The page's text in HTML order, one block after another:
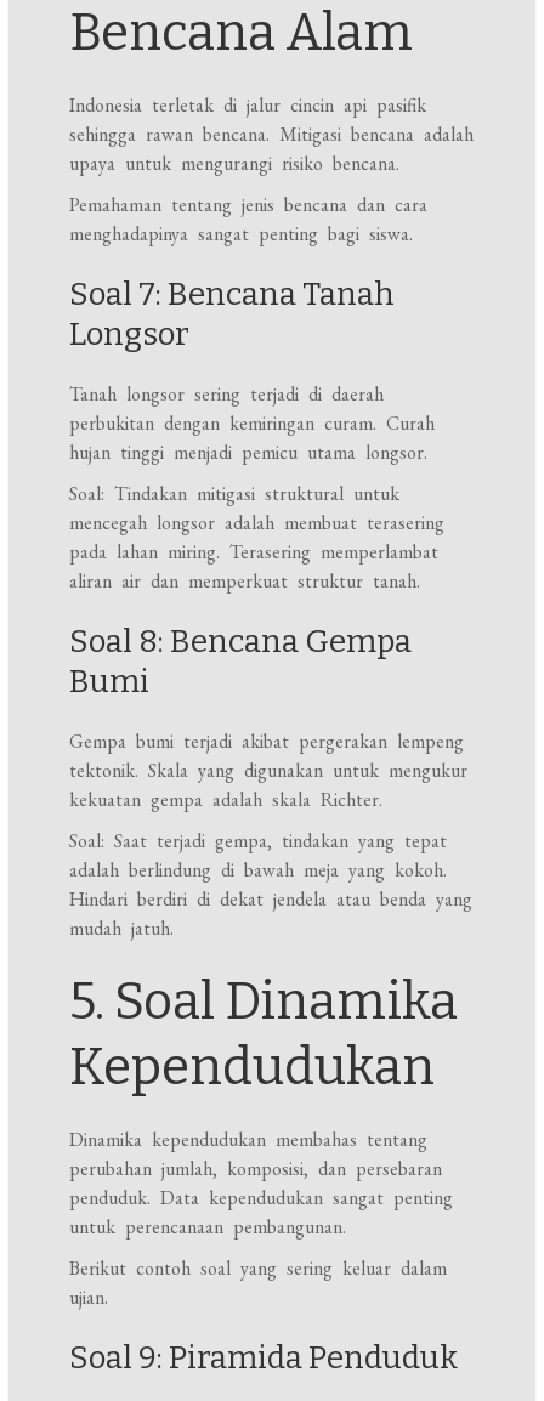
Bencana Alam
Indonesia terletak di jalur cincin api pasifik
sehingga rawan bencana. Mitigasi bencana adalah
upaya untuk mengurangi risiko bencana.
Pemahaman tentang jenis bencana dan cara
menghadapinya sangat penting bagi siswa.
Soal 7: Bencana Tanah
Longsor
Tanah longsor sering terjadi di daerah
perbukitan dengan kemiringan curam. Curah
hujan tinggi menjadi pemicu utama longsor.
Soal: Tindakan mitigasi struktural untuk
mencegah longsor adalah membuat terasering
pada lahan miring. Terasering memperlambat
aliran air dan memperkuat struktur tanah.
Soal 8: Bencana Gempa
Bumi
Gempa bumi terjadi akibat pergerakan lempeng
tektonik. Skala yang digunakan untuk mengukur
kekuatan gempa adalah skala Richter.
Soal: Saat terjadi gempa, tindakan yang tepat
adalah berlindung di bawah meja yang kokoh.
Hindari berdiri di dekat jendela atau benda yang
mudah jatuh.
5. Soal Dinamika
Kependudukan
Dinamika kependudukan membahas tentang
perubahan jumlah, komposisi, dan persebaran
penduduk. Data kependudukan sangat penting
untuk perencanaan pembangunan.
Berikut contoh soal yang sering keluar dalam
ujian.
Soal 9: Piramida Penduduk